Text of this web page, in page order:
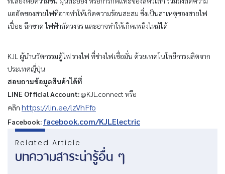
แออัดของสายไฟที่อาจทำให้เกิดความร้อนสะสม ซึ่งเป็นสาเหตุของสายไฟ
เปื่อย ฉีกขาด ไฟฟ้าลัดวงจร และอาจทำให้เกิดเพลิงไหม้ได้
KJL ผู้นำนวัตกรรมตู้ไฟ รางไฟ ที่ช่างไฟเชื่อมั่น ด้วยเทคโนโลยีการผลิตจาก
ประเทศญี่ปุ่น
สอบถามข้อมูลสินค้าได้ที่
LINE Official Account:@KJL.connect หรือ
คลิก https://lin.ee/lzVhFfo
Facebook: facebook.com/KJLElectric
Related Article
บทความสาระน่ารู้อื่น ๆ